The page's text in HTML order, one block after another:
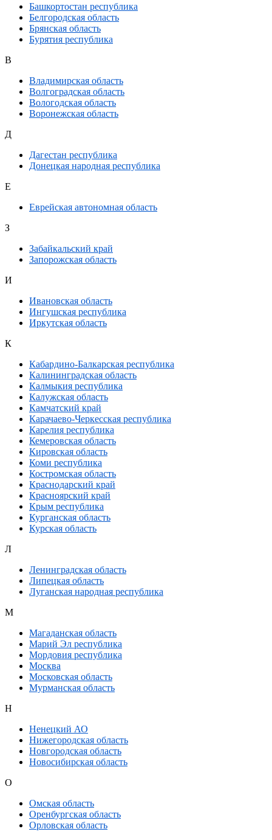
Башкортостан республика
Белгородская область
Брянская область
Бурятия республика
В
Владимирская область
Волгоградская область
Вологодская область
Воронежская область
Д
Дагестан республика
Донецкая народная республика
Е
Еврейская автономная область
З
Забайкальский край
Запорожская область
И
Ивановская область
Ингушская республика
Иркутская область
К
Кабардино-Балкарская республика
Калининградская область
Калмыкия республика
Калужская область
Камчатский край
Карачаево-Черкесская республика
Карелия республика
Кемеровская область
Кировская область
Коми республика
Костромская область
Краснодарский край
Красноярский край
Крым республика
Курганская область
Курская область
Л
Ленинградская область
Липецкая область
Луганская народная республика
М
Магаданская область
Марий Эл республика
Мордовия республика
Москва
Московская область
Мурманская область
Н
Ненецкий АО
Нижегородская область
Новгородская область
Новосибирская область
О
Омская область
Оренбургская область
Орловская область